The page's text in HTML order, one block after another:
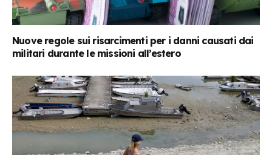
Nuove regole sui risarcimenti per i danni causati dai
militari durante le missioni all’estero